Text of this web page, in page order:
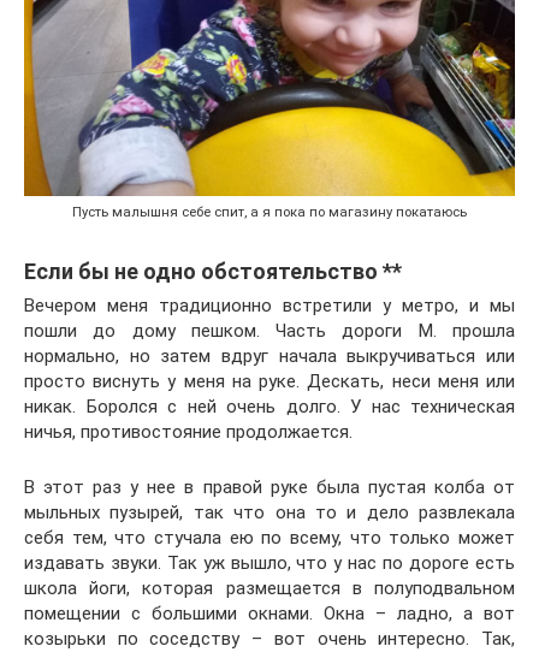
Пусть малышня себе спит, а я пока по магазину покатаюсь
Если бы не одно обстоятельство **
Вечером меня традиционно встретили у метро, и мы
пошли до дому пешком. Часть дороги М. прошла
нормально, но затем вдруг начала выкручиваться или
просто виснуть у меня на руке. Дескать, неси меня или
никак. Боролся с ней очень долго. У нас техническая
ничья, противостояние продолжается.
В этот раз у нее в правой руке была пустая колба от
мыльных пузырей, так что она то и дело развлекала
себя тем, что стучала ею по всему, что только может
издавать звуки. Так уж вышло, что у нас по дороге есть
школа йоги, которая размещается в полуподвальном
помещении с большими окнами. Окна – ладно, а вот
козырьки по соседству – вот очень интересно. Так,